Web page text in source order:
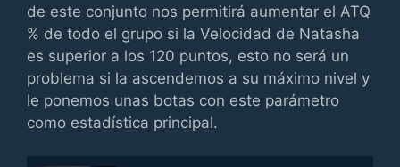
de este conjunto nos permitirá aumentar el ATQ
% de todo el grupo si la Velocidad de Natasha
es superior a los 120 puntos, esto no será un
problema si la ascendemos a su máximo nivel y
le ponemos unas botas con este parámetro
como estadística principal.